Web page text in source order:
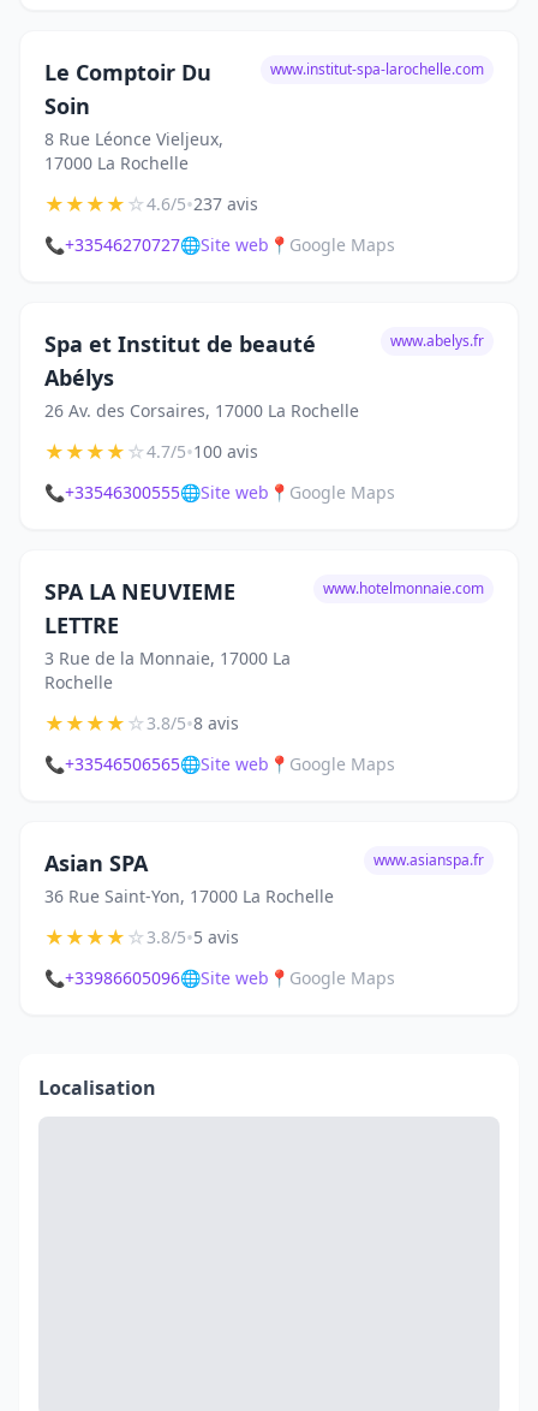
Le Comptoir Du
Soin
8 Rue Léonce Vieljeux,
17000 La Rochelle
www.institut-spa-larochelle.com
★★★★☆4.6/5•237 avis
📞+33546270727🌐Site web 📍 Google Maps
Spa et Institut de beauté
Abélys
26 Av. des Corsaires, 17000 La Rochelle
www.abelys.fr
★★★★☆4.7/5•100 avis
📞+33546300555🌐Site web 📍 Google Maps
SPA LA NEUVIEME
LETTRE
3 Rue de la Monnaie, 17000 La
Rochelle
www.hotelmonnaie.com
★★★★☆3.8/5•8 avis
📞+33546506565🌐Site web 📍 Google Maps
Asian SPA
36 Rue Saint-Yon, 17000 La Rochelle
www.asianspa.fr
★★★★☆3.8/5•5 avis
📞+33986605096🌐Site web 📍 Google Maps
Localisation